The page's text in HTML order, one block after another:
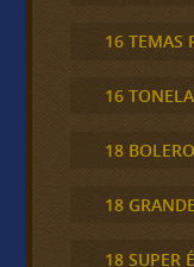
16 TEMAS
16
18
18
18 SUPER